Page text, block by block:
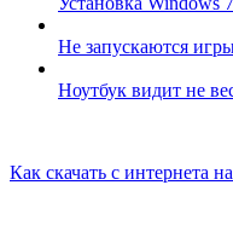
Не запускаются
Ноутбук видит не
Как скачать с интернета